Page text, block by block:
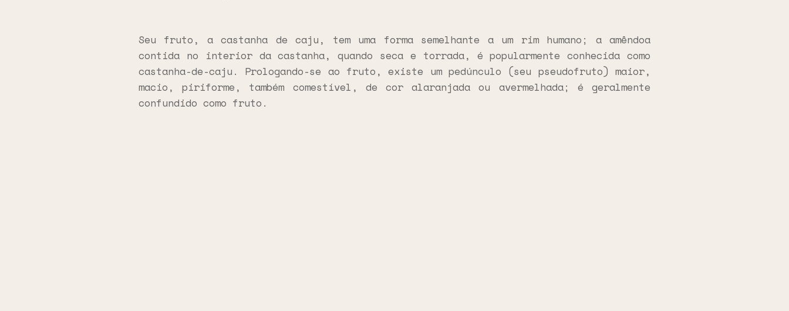
Seu fruto, a castanha de caju, tem uma forma semelhante a um rim humano; a amêndoa
contida no interior da castanha, quando seca e torrada, é popularmente conhecida como
castanha-de-caju. Prologando-se ao fruto, existe um pedúnculo (seu pseudofruto) maior,
macio, piriforme, também comestível, de cor alaranjada ou avermelhada; é geralmente
confundido como fruto.